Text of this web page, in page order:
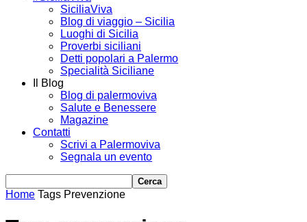
SiciliaViva
Blog di viaggio – Sicilia
Luoghi di Sicilia
Proverbi siciliani
Detti popolari a Palermo
Specialità Siciliane
Il Blog
Blog di palermoviva
Salute e Benessere
Magazine
Contatti
Scrivi a Palermoviva
Segnala un evento
Home Tags Prevenzione